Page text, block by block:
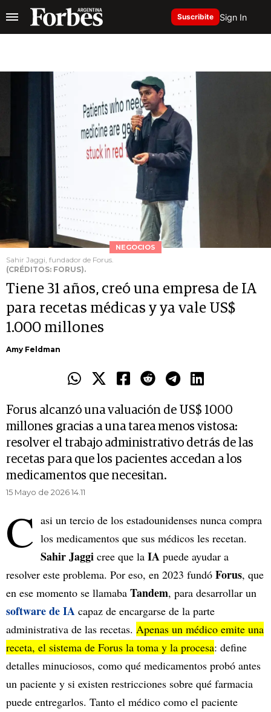
Suscribite Sign In
NEGOCIOS
Sahir Jaggi, fundador de Forus.
(CRÉDITOS: FORUS).
Tiene 31 años, creó una empresa de IA
para recetas médicas y ya vale US$
1.000 millones
Amy Feldman
Forus alcanzó una valuación de US$ 1000
millones gracias a una tarea menos vistosa:
resolver el trabajo administrativo detrás de las
recetas para que los pacientes accedan a los
medicamentos que necesitan.
15 Mayo de 2026 14.11
C asi un tercio de los estadounidenses nunca compra
los medicamentos que sus médicos les recetan.
Sahir Jaggi cree que la IA puede ayudar a
resolver este problema. Por eso, en 2023 fundó Forus, que
en ese momento se llamaba Tandem, para desarrollar un
software de IA capaz de encargarse de la parte
administrativa de las recetas. Apenas un médico emite una
receta, el sistema de Forus la toma y la procesa: define
detalles minuciosos, como qué medicamentos probó antes
un paciente y si existen restricciones sobre qué farmacia
puede entregarlos. Tanto el médico como el paciente